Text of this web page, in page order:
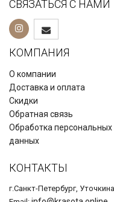
СВЯЗАТЬСЯ С НАМИ
КОМПАНИЯ
О компании
Доставка и оплата
Скидки
Обратная связь
Обработка персональных
данных
КОНТАКТЫ
г.Санкт-Петербург,